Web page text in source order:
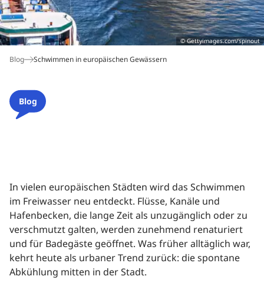
Wien Sylt
Buchungshotline*
06172 109-777
Montag bis Freitag: 9 bis 18 Uhr
*Hotline für Neu- und Umbuchungen. Es gelten die
© Gettyimages.com/spinout
Blog Schwimmen in europäischen Gewässern
Blog
In vielen europäischen Städten wird das Schwimmen
im Freiwasser neu entdeckt. Flüsse, Kanäle und
Hafenbecken, die lange Zeit als unzugänglich oder zu
verschmutzt galten, werden zunehmend renaturiert
und für Badegäste geöffnet. Was früher alltäglich war,
kehrt heute als urbaner Trend zurück: die spontane
Abkühlung mitten in der Stadt.